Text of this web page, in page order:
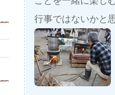
行事ではないかと